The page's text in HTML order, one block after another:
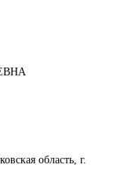
область, г.